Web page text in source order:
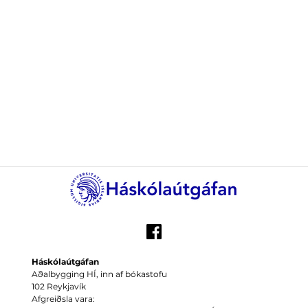
Háskólaútgáfan
Aðalbygging HÍ, inn af bókastofu
102 Reykjavík
Afgreiðsla vara: